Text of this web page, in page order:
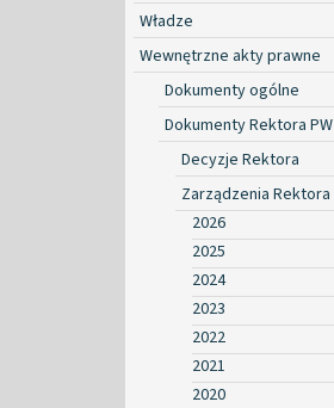
Władze
Wewnętrzne akty prawne
Dokumenty ogólne
Dokumenty Rektora PW
Decyzje Rektora
Zarządzenia Rektora
2026
2025
2024
2023
2022
2021
2020